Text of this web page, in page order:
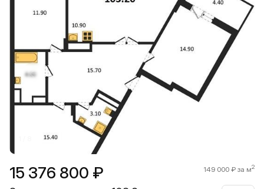
15 376 800 ₽ 149 000 ₽ за м2
Прокрутить влево